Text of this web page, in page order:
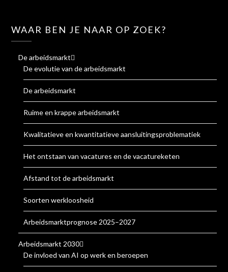
WAAR BEN JE NAAR OP ZOEK?
De arbeidsmarkt
De evolutie van de arbeidsmarkt
De arbeidsmarkt
Ruime en krappe arbeidsmarkt
Kwalitatieve en kwantitatieve aansluitingsproblematiek
Het ontstaan van vacatures en de vacatureketen
Afstand tot de arbeidsmarkt
Soorten werkloosheid
Arbeidsmarktprognose 2025–2027
Arbeidsmarkt 2030
De invloed van AI op werk en beroepen